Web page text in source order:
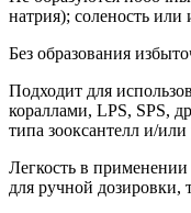
натрия); соленость
Без образования
Подходит для
кораллами, LPS, SPS,
типа зооксантелл и/
Легкость в
для ручной дозировки,